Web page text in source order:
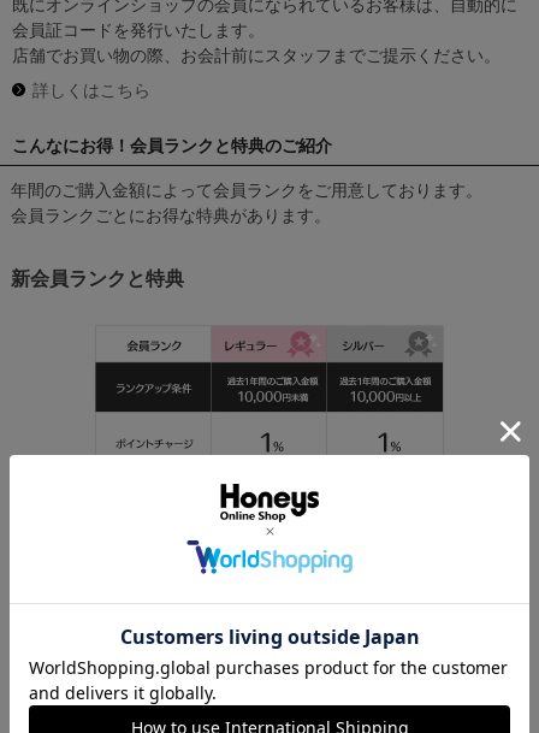
既にオンラインショップの会員になられているお客様は、自動的に
会員証コードを発行いたします。
店舗でお買い物の際、お会計前にスタッフまでご提示ください。
詳しくはこちら
こんなにお得！会員ランクと特典のご紹介
年間のご購入金額によって会員ランクをご用意しております。
会員ランクごとにお得な特典があります。
新会員ランクと特典